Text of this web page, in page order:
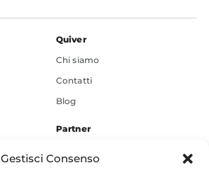
Gestisci Consenso
Quiver
Chi siamo
Contatti
Blog
Partner